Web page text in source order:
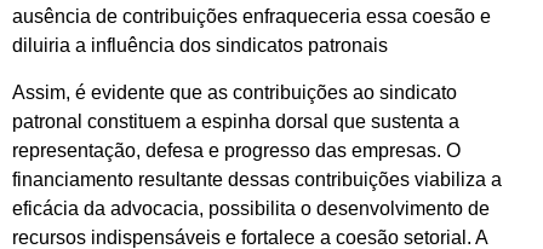
ausência de contribuições enfraqueceria essa coesão e
diluiria a influência dos sindicatos patronais
Assim, é evidente que as contribuições ao sindicato
patronal constituem a espinha dorsal que sustenta a
representação, defesa e progresso das empresas. O
financiamento resultante dessas contribuições viabiliza a
eficácia da advocacia, possibilita o desenvolvimento de
recursos indispensáveis e fortalece a coesão setorial. A